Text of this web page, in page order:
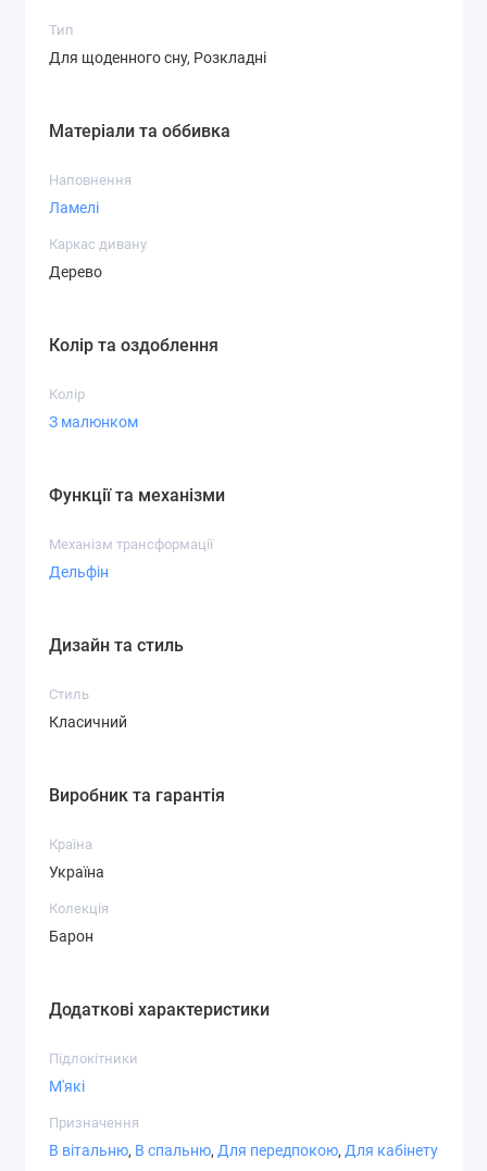
Тип
Для щоденного сну, Розкладні
Матеріали та оббивка
Наповнення
Ламелі
Каркас дивану
Дерево
Колір та оздоблення
Колір
З малюнком
Функції та механізми
Механізм трансформації
Дельфін
Дизайн та стиль
Стиль
Класичний
Виробник та гарантія
Країна
Україна
Колекція
Барон
Додаткові характеристики
Підлокітники
М'які
Призначення
В вітальню, В спальню, Для передпокою, Для кабінету